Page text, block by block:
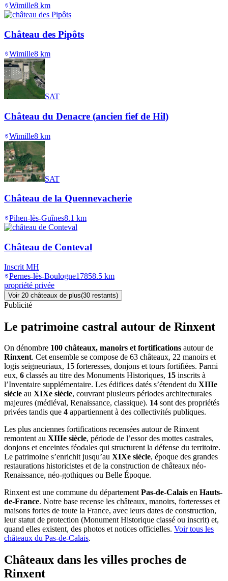
Wimille8 km
Château des Pipôts
Wimille8 km
SAT
Château du Denacre (ancien fief de Hil)
Wimille8 km
SAT
Château de la Quennevacherie
Pihen-lès-Guînes8.1 km
Château de Conteval
Inscrit MH
Pernes-lès-Boulogne17858.5 km
propriété privée
Voir 20 châteaux de plus(30 restants)
Publicité
Le patrimoine castral autour de Rinxent
On dénombre 100 châteaux, manoirs et fortifications autour de
Rinxent. Cet ensemble se compose de 63 châteaux, 22 manoirs et
logis seigneuriaux, 15 forteresses, donjons et tours fortifiées. Parmi
eux, 6 classés au titre des Monuments Historiques, 15 inscrits à
l’Inventaire supplémentaire. Les édifices datés s’étendent du XIIIe
siècle au XIXe siècle, couvrant plusieurs périodes architecturales
majeures (médiéval, Renaissance, classique). 14 sont des propriétés
privées tandis que 4 appartiennent à des collectivités publiques.
Les plus anciennes fortifications recensées autour de Rinxent
remontent au XIIIe siècle, période de l’essor des mottes castrales,
donjons et enceintes féodales qui structurent la défense du territoire.
Le patrimoine s’enrichit jusqu’au XIXe siècle, époque des grandes
restaurations historicistes et de la construction de châteaux néo-
Renaissance, néo-gothiques ou Belle Époque.
Rinxentest une commune du départementPas-de-Calais en Hauts-
de-France. Notre base recense les châteaux, manoirs, forteresses et
maisons fortes de toute la France, avec leurs dates de construction,
leur statut de protection (Monument Historique classé ou inscrit) et,
quand elles existent, des photos et notices officielles. Voir tous les
châteaux du Pas-de-Calais.
Châteaux dans les villes proches de
Rinxent